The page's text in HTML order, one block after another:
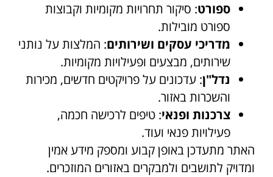
ספורט: סיקור תחרויות מקומיות וקבוצות
ספורט מובילות.
מדריכי עסקים ושירותים: המלצות על נותני
שירותים, מבצעים ופעילויות מקומיות.
נדל"ן: עדכונים על פרויקטים חדשים, מכירות
והשכרות באזור.
צרכנות ופנאי: טיפים לרכישה חכמה,
פעילויות פנאי ועוד.
האתר מתעדכן באופן קבוע ומספק מידע אמין
ומדויק לתושבים ולמבקרים באזורים המוזכרים.